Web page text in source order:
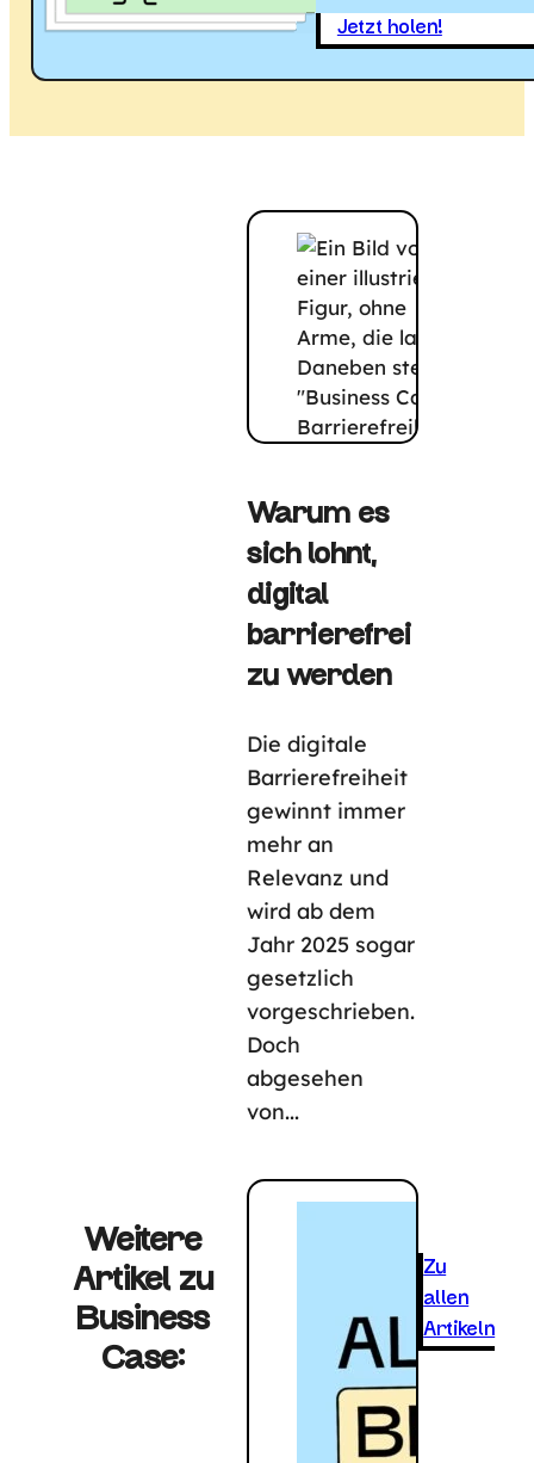
Jetzt holen!
Weitere
Artikel zu
Business
Case:
Warum es
sich lohnt,
digital
barrierefrei
zu werden
Die digitale
Barrierefreiheit
gewinnt immer
mehr an
Relevanz und
wird ab dem
Jahr 2025 sogar
gesetzlich
vorgeschrieben.
Doch
abgesehen
von...
Zu
allen
Artikeln